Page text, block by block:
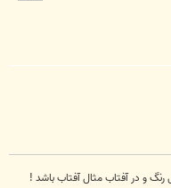
و در آفتاب مثال آفتاب باشد !